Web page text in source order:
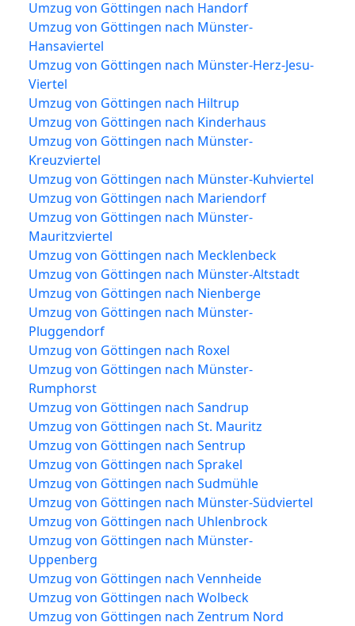
Umzug von Göttingen nach Handorf
Umzug von Göttingen nach Münster-
Hansaviertel
Umzug von Göttingen nach Münster-Herz-Jesu-
Viertel
Umzug von Göttingen nach Hiltrup
Umzug von Göttingen nach Kinderhaus
Umzug von Göttingen nach Münster-
Kreuzviertel
Umzug von Göttingen nach Münster-Kuhviertel
Umzug von Göttingen nach Mariendorf
Umzug von Göttingen nach Münster-
Mauritzviertel
Umzug von Göttingen nach Mecklenbeck
Umzug von Göttingen nach Münster-Altstadt
Umzug von Göttingen nach Nienberge
Umzug von Göttingen nach Münster-
Pluggendorf
Umzug von Göttingen nach Roxel
Umzug von Göttingen nach Münster-
Rumphorst
Umzug von Göttingen nach Sandrup
Umzug von Göttingen nach St. Mauritz
Umzug von Göttingen nach Sentrup
Umzug von Göttingen nach Sprakel
Umzug von Göttingen nach Sudmühle
Umzug von Göttingen nach Münster-Südviertel
Umzug von Göttingen nach Uhlenbrock
Umzug von Göttingen nach Münster-
Uppenberg
Umzug von Göttingen nach Vennheide
Umzug von Göttingen nach Wolbeck
Umzug von Göttingen nach Zentrum Nord